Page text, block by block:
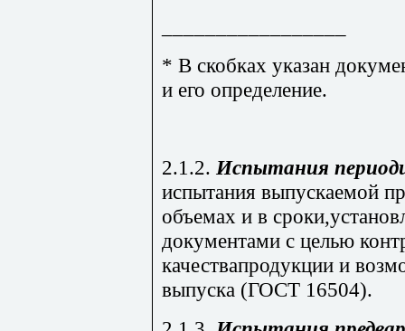
* В скобках указан
и его определение.
2.1.2. Испытания
испытания выпускаемой
объемах и в
документами с целью
качествапродукции и
выпуска (ГОСТ 16504).